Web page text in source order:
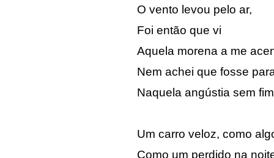
O vento levou pelo ar,
Foi então que vi
Aquela morena a me
Nem achei que fosse
Naquela angústia sem
Um carro veloz, como
Como um perdido na